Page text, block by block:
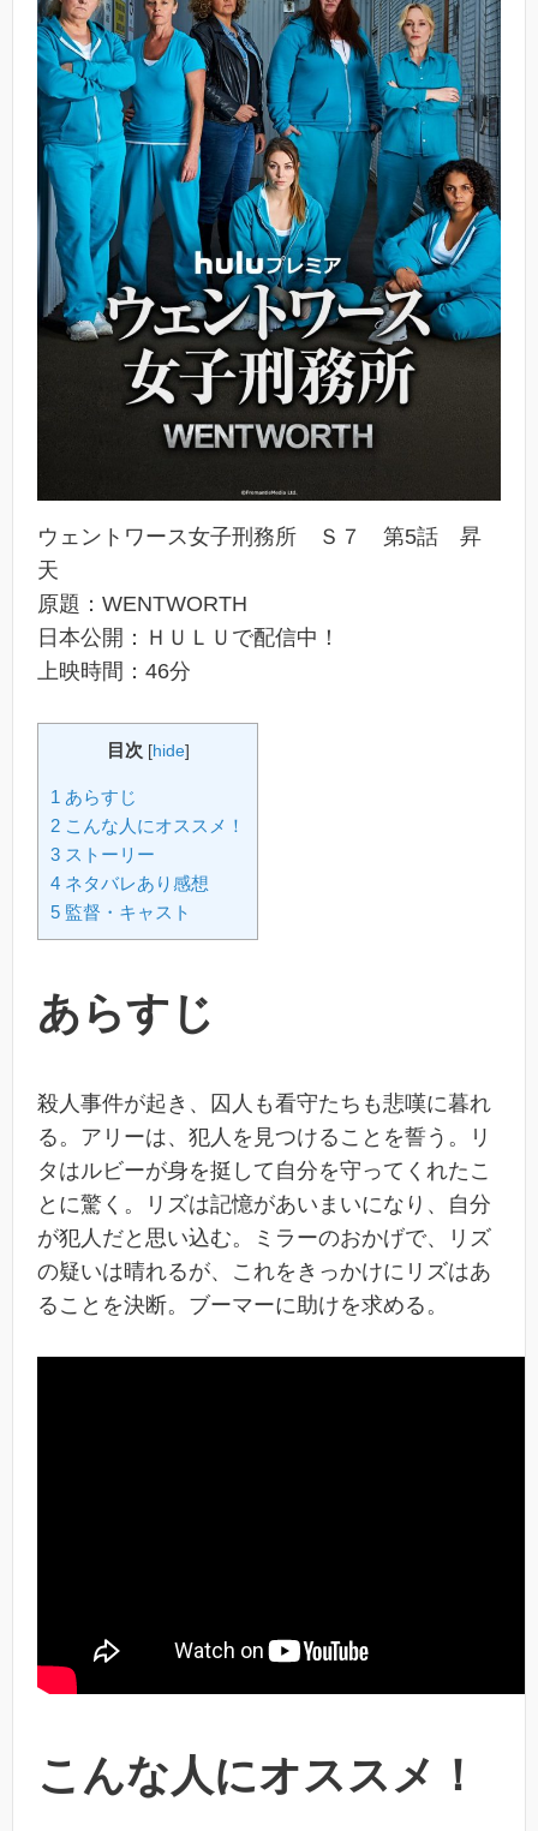
ウェントワース女子刑務所 Ｓ７ 第5話 昇
天
原題：WENTWORTH
日本公開：ＨＵＬＵで配信中！
上映時間：46分
目次 [hide]
1 あらすじ
2 こんな人にオススメ！
3 ストーリー
4 ネタバレあり感想
5 監督・キャスト
あらすじ
殺人事件が起き、囚人も看守たちも悲嘆に暮れ
る。アリーは、犯人を見つけることを誓う。リ
タはルビーが身を挺して自分を守ってくれたこ
とに驚く。リズは記憶があいまいになり、自分
が犯人だと思い込む。ミラーのおかげで、リズ
の疑いは晴れるが、これをきっかけにリズはあ
ることを決断。ブーマーに助けを求める。
こんな人にオススメ！